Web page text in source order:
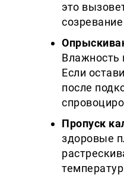
это
Влажность
Если
после
Пропуск
здоровые